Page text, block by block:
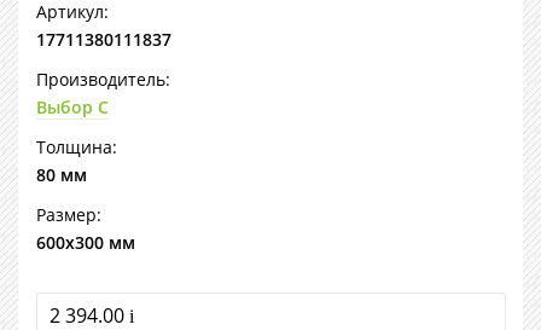
Артикул:
17711380111837
Производитель:
Выбор С
Толщина:
80 мм
Размер:
600х300 мм
2 394.00 i